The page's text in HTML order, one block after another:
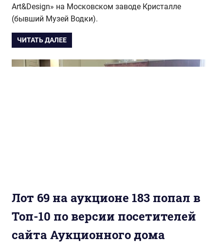
Art&Design» на Московском заводе Кристалле
(бывший Музей Водки).
ЧИТАТЬ ДАЛЕЕ
Лот 69 на аукционе 183 попал в
Топ-10 по версии посетителей
сайта Аукционного дома